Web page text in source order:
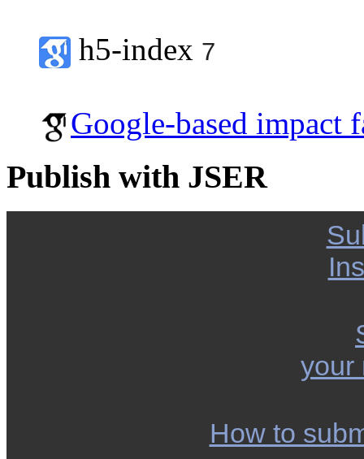
h5-index 7
Google-based impact
Publish with JSER
your
How to